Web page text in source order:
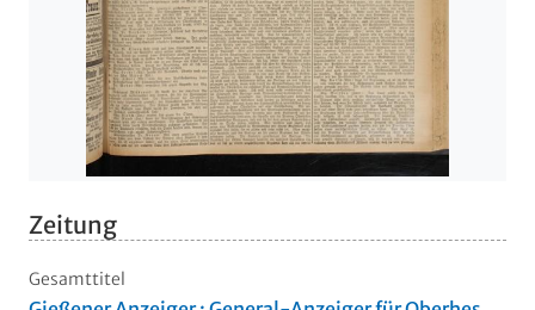
Zeitung
Gesamttitel